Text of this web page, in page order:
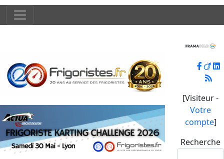
[Visiteur -
Votre
compte]
Recherche